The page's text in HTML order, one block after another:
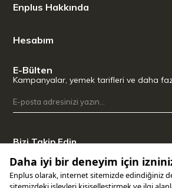
Enplus Hakkında
Hesabım
E-Bülten
Kampanyalar, yemek tarifleri ve daha
Bizi Takip Edin